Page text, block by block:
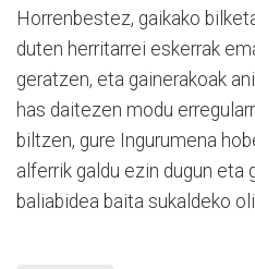
Horrenbestez, gaikako
duten herritarrei eskerrak
geratzen, eta gainerakoak
has daitezen modu
biltzen, gure Ingurumena
alferrik galdu ezin dugun eta
baliabidea baita sukaldeko